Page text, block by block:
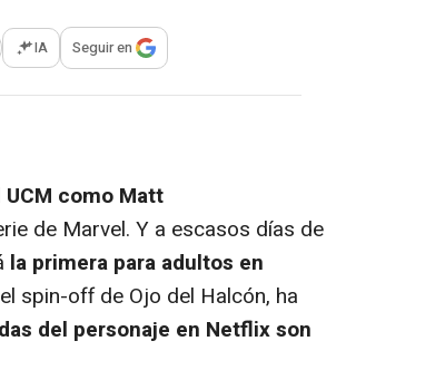
opciones para compartir
IA Seguir en
como Matt
de Marvel. Y a escasos días de
la primera para adultos en
spin-off de Ojo del Halcón, ha
del personaje en Netflix son